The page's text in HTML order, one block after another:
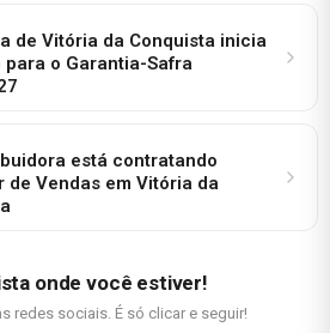
de Vitória da Conquista inicia
o Garantia-Safra
está contratando
de Vendas em Vitória da
onde você estiver!
redes sociais. É só clicar e seguir!